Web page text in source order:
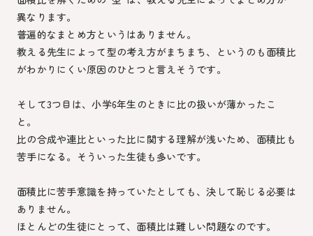
異なります。
普遍的なまとめ方というはありません。
教える先生によって型の考え方がまちまち、というのも面積比
がわかりにくい原因のひとつと言えそうです。
そして3つ目は、小学6年生のときに比の扱いが薄かったこ
と。
比の合成や連比といった比に関する理解が浅いため、面積比も
苦手になる。そういった生徒も多いです。
面積比に苦手意識を持っていたとしても、決して恥じる必要は
ありません。
ほとんどの生徒にとって、面積比は難しい問題なのです。